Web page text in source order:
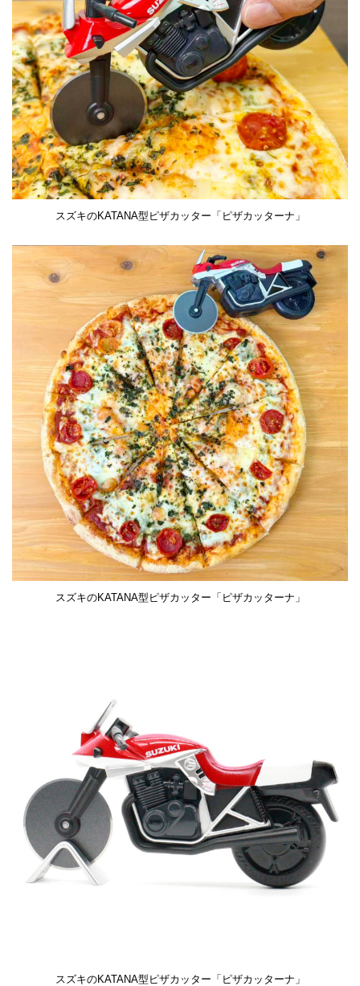
スズキのKATANA型ピザカッター「ピザカッターナ」
スズキのKATANA型ピザカッター「ピザカッターナ」
スズキのKATANA型ピザカッター「ピザカッターナ」